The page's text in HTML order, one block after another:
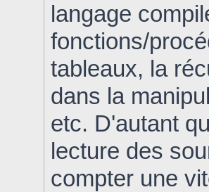
langage
fonctions/
tableaux, la
dans la
etc. D'autant
lecture des
compter une